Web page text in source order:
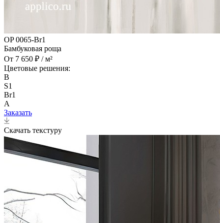
OP 0065-Br1
Бамбуковая роща
От 7 650 ₽ / м²
Цветовые решения:
B
S1
Br1
A
Заказать
Скачать текстуру